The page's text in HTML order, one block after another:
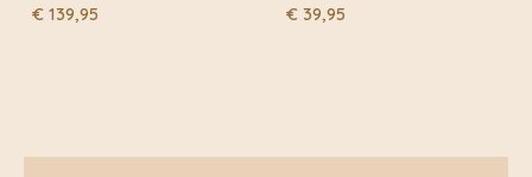
€ 139,95
€ 39,95